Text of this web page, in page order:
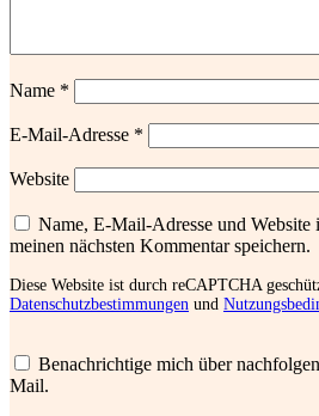
Name *
E-Mail-Adresse *
Website
Name, E-Mail-Adresse und Website
meinen nächsten Kommentar speichern.
Diese Website ist durch reCAPTCHA
Datenschutzbestimmungen und
Benachrichtige mich über
Mail.